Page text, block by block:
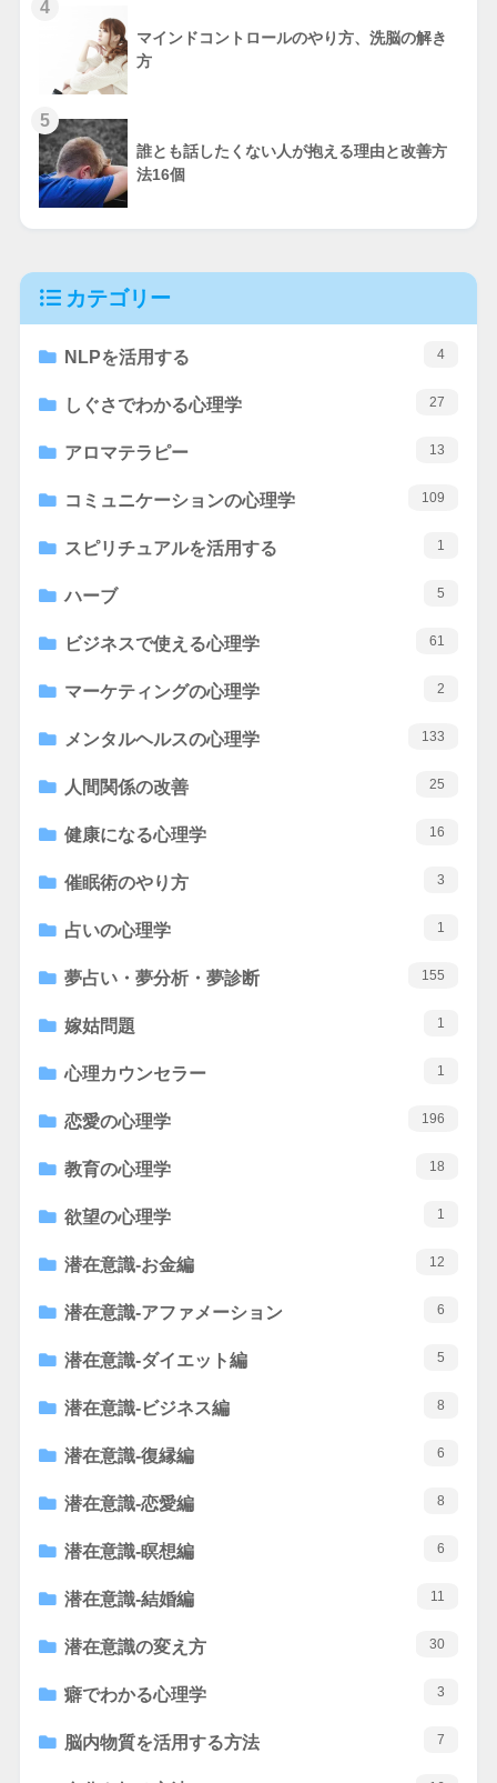
4
マインドコントロールのやり方、洗脳の解き
方
5
誰とも話したくない人が抱える理由と改善方
法16個
カテゴリー
NLPを活用する 4
しぐさでわかる心理学 27
アロマテラピー 13
コミュニケーションの心理学 109
スピリチュアルを活用する 1
ハーブ 5
ビジネスで使える心理学 61
マーケティングの心理学 2
メンタルヘルスの心理学 133
人間関係の改善 25
健康になる心理学 16
催眠術のやり方 3
占いの心理学 1
夢占い・夢分析・夢診断 155
嫁姑問題 1
心理カウンセラー 1
恋愛の心理学 196
教育の心理学 18
欲望の心理学 1
潜在意識-お金編 12
潜在意識-アファメーション 6
潜在意識-ダイエット編 5
潜在意識-ビジネス編 8
潜在意識-復縁編 6
潜在意識-恋愛編 8
潜在意識-瞑想編 6
潜在意識-結婚編 11
潜在意識の変え方 30
癖でわかる心理学 3
脳内物質を活用する方法 7